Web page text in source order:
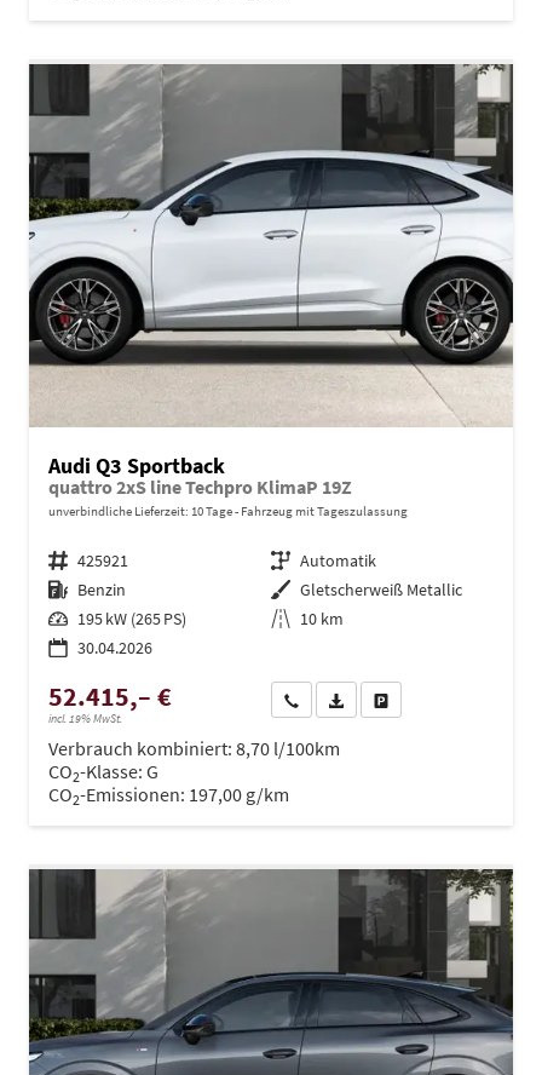
Audi Q3 Sportback
quattro 2xS line Techpro KlimaP 19Z
unverbindliche Lieferzeit: 10 Tage Fahrzeug mit Tageszulassung
Fahrzeugnr. 425921 Getriebe Automatik
Kraftstoff Benzin Außenfarbe Gletscherweiß Metallic
Leistung 195 kW (265 PS) Kilometerstand 10 km
30.04.2026
52.415,– €
incl. 19% MwSt.
Wir rufen Sie anPDF-Datei, Fahrzeugexposé
Verbrauch kombiniert: 8,70 l/100km
CO2-Klasse: G
CO2-Emissionen: 197,00 g/km